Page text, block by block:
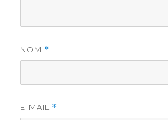
NOM *
E-MAIL *